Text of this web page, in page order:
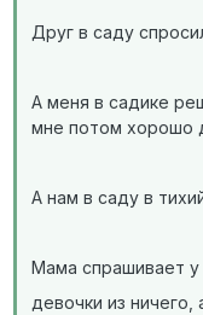
Друг в саду
А меня в садике
мне потом хорошо
А нам в саду в
Мама спрашивает у
девочки из